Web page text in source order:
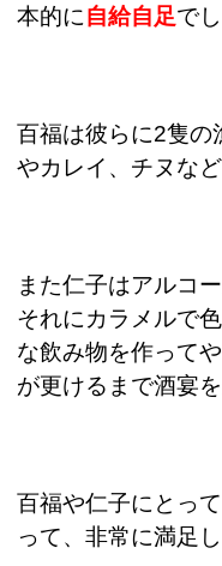
本的に自給自足でし
百福は彼らに2隻の
やカレイ、チヌな
また仁子はアルコ
それにカラメルで
な飲み物を作って
が更けるまで酒宴
百福や仁子にとっ
って、非常に満足